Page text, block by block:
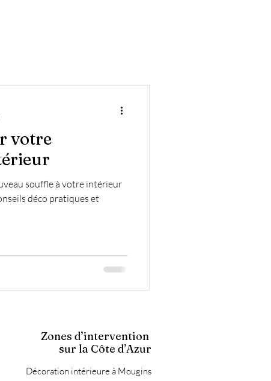
votre
souffle à votre intérieur
déco pratiques et
Zones d’intervention
sur la Côte d’Azur
Décoration intérieure à Mougins